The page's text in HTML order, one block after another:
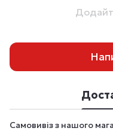
Самовивіз з нашого